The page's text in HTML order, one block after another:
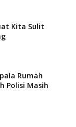
Kita Sulit
Rumah
Polisi Masih